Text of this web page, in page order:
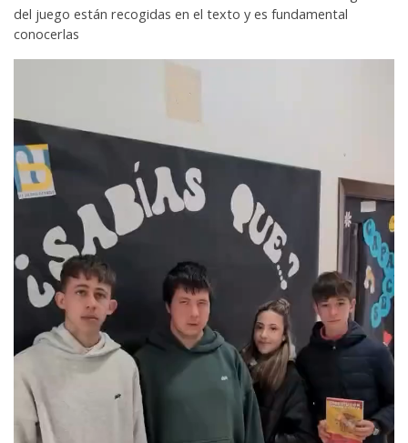
del juego están recogidas en el texto y es fundamental
conocerlas